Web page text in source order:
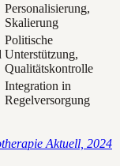
Personalisierung,
Skalierung
Politische
Unterstützung,
Qualitätskontrolle
Integration in
Regelversorgung
Aktuell, 2024